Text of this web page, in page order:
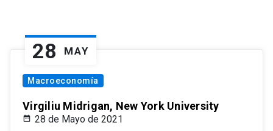
28 MAY
Macroeconomía
Virgiliu Midrigan, New York University
28 de Mayo de 2021